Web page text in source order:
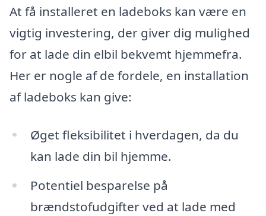
At få installeret en ladeboks kan være en
vigtig investering, der giver dig mulighed
for at lade din elbil bekvemt hjemmefra.
Her er nogle af de fordele, en installation
af ladeboks kan give:
Øget fleksibilitet i hverdagen, da du
kan lade din bil hjemme.
Potentiel besparelse på
brændstofudgifter ved at lade med